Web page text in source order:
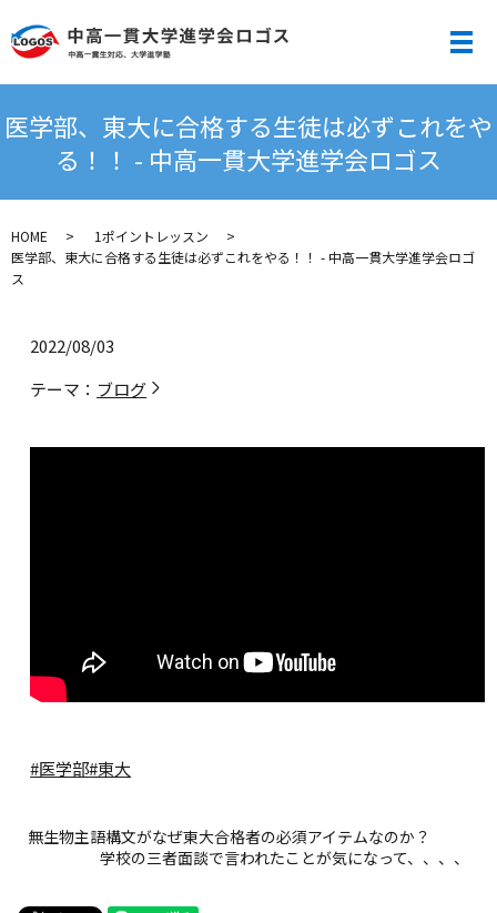
メ
医学部、東大に合格する生徒は必ずこれをや
る！！ - 中高一貫大学進学会ロゴス
HOME
1ポイントレッスン
医学部、東大に合格する生徒は必ずこれをやる！！ - 中高一貫大学進学会ロゴ
ス
2022/08/03
テーマ： ブログ
#医学部#東大
無生物主語構文がなぜ東大合格者の必須アイテムなのか？
学校の三者面談で言われたことが気になって、、、、